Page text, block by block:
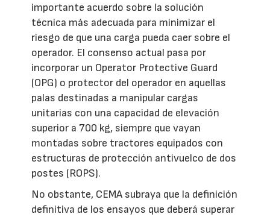
importante acuerdo sobre la solución
técnica más adecuada para minimizar el
riesgo de que una carga pueda caer sobre el
operador. El consenso actual pasa por
incorporar un Operator Protective Guard
(OPG) o protector del operador en aquellas
palas destinadas a manipular cargas
unitarias con una capacidad de elevación
superior a 700 kg, siempre que vayan
montadas sobre tractores equipados con
estructuras de protección antivuelco de dos
postes (ROPS).
No obstante, CEMA subraya que la definición
definitiva de los ensayos que deberá superar